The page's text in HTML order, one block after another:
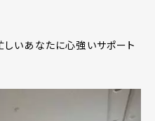
いあなたに心強いサポート